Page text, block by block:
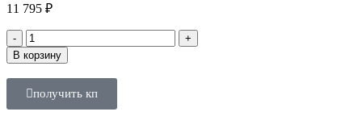
11 795 ₽
В корзину
получить кп